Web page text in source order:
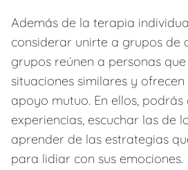
Además de la terapia
considerar unirte a grupos de
grupos reúnen a personas
situaciones similares y
apoyo mutuo. En ellos,
experiencias, escuchar las de
aprender de las estrategias
para lidiar con sus emociones.